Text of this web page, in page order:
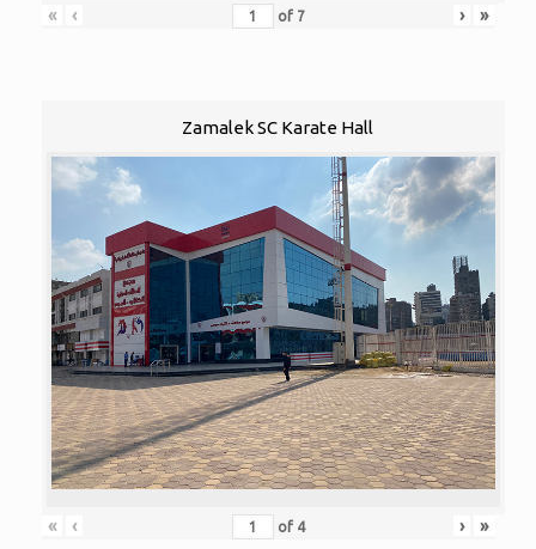
« ‹ of 7 › »
Zamalek SC Karate Hall
« ‹ of 4 › »